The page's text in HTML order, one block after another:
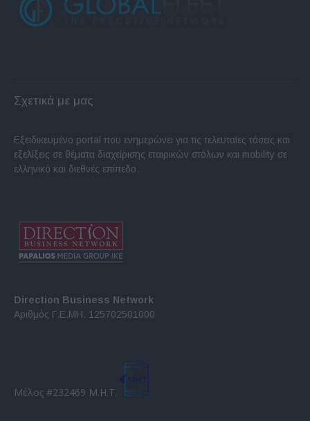
Σχετικά με μας
Εξειδικευμένο portal που ενημερώνει για τις τελευταίες τάσεις και
εξελίξεις σε θέματα διαχείρισης εταιρικών στόλων και mobility σε
ελληνικό και διεθνές επίπεδο.
Direction Business Network
Αριθμός Γ.Ε.ΜΗ. 125702501000
Μέλος #232469 Μ.Η.Τ.